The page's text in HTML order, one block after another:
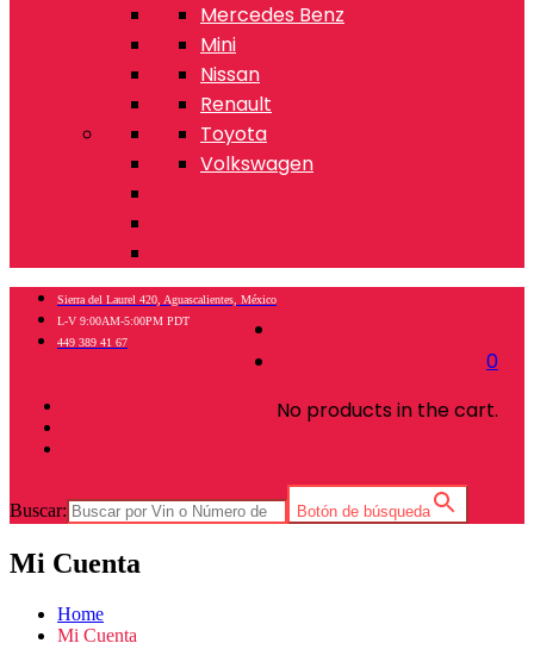
Mercedes Benz
Mini
Nissan
Renault
Toyota
Volkswagen
0
No products in the cart.
Sierra del Laurel 420, Aguascalientes, México
L-V 9:00AM-5:00PM PDT
449 389 41 67
Buscar: Botón de búsqueda
Mi Cuenta
Home
Mi Cuenta